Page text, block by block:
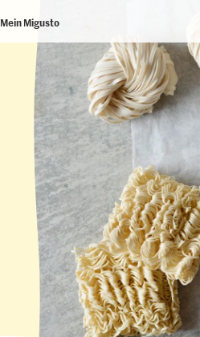
Mein Migusto